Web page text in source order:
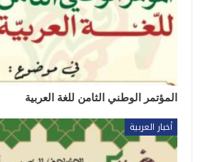
المؤتمر الوطني الثامن للغة العربية
أخبار العربية